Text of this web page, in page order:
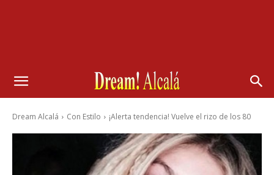
Dream Alcalá Con Estilo ¡Alerta tendencia! Vuelve el rizo de los 80